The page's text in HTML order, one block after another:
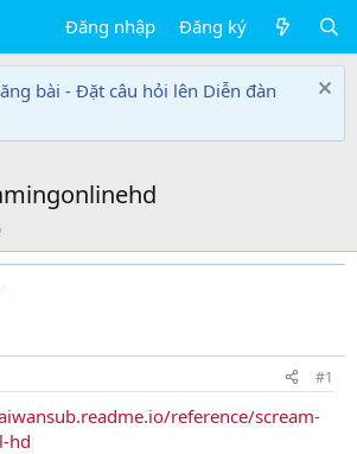
Đăng nhập Đăng ký
bài - Đặt câu hỏi lên Diễn đàn
#1
reference/scream-
hd